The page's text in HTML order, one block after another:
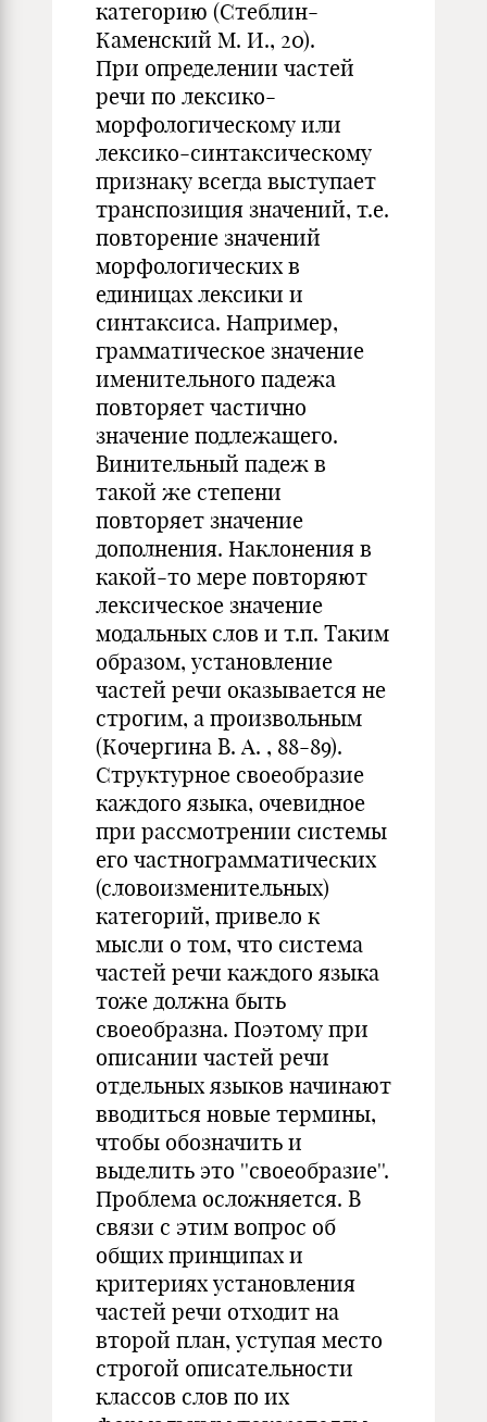
категорию (Стеблин-
Каменский М. И., 20).
При определении частей
речи по лексико-
морфологическому или
лексико-синтаксическому
признаку всегда выступает
транспозиция значений, т.е.
повторение значений
морфологических в
единицах лексики и
синтаксиса. Например,
грамматическое значение
именительного падежа
повторяет частично
значение подлежащего.
Винительный падеж в
такой же степени
повторяет значение
дополнения. Наклонения в
какой-то мере повторяют
лексическое значение
модальных слов и т.п. Таким
образом, установление
частей речи оказывается не
строгим, а произвольным
(Кочергина В. А. , 88-89).
Структурное своеобразие
каждого языка, очевидное
при рассмотрении системы
его частнограмматических
(словоизменительных)
категорий, привело к
мысли о том, что система
частей речи каждого языка
тоже должна быть
своеобразна. Поэтому при
описании частей речи
отдельных языков начинают
вводиться новые термины,
чтобы обозначить и
выделить это ''своеобразие''.
Проблема осложняется. В
связи с этим вопрос об
общих принципах и
критериях установления
частей речи отходит на
второй план, уступая место
строгой описательности
классов слов по их